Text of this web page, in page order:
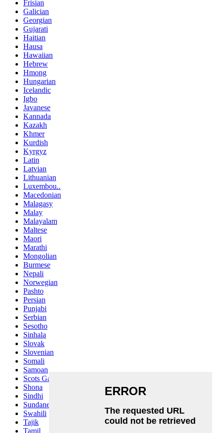
Frisian
Galician
Georgian
Gujarati
Haitian
Hausa
Hawaiian
Hebrew
Hmong
Hungarian
Icelandic
Igbo
Javanese
Kannada
Kazakh
Khmer
Kurdish
Kyrgyz
Latin
Latvian
Lithuanian
Luxembou..
Macedonian
Malagasy
Malay
Malayalam
Maltese
Maori
Marathi
Mongolian
Burmese
Nepali
Norwegian
Pashto
Persian
Punjabi
Serbian
Sesotho
Sinhala
Slovak
Slovenian
Somali
Samoan
Scots Gaelic
Shona
Sindhi
Sundanese
Swahili
Tajik
Tamil